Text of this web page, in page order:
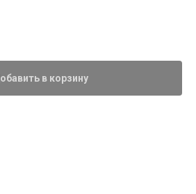
в корзину